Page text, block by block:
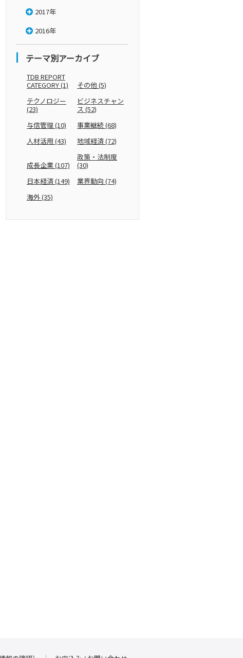
2017年
2016年
テーマ別アーカイブ
TDB REPORT
CATEGORY(1) その他(5)
テクノロジー
(23)
ビジネスチャン
ス (52)
与信管理(10) 事業継続(68)
人材活用 (43) 地域経済(72)
成長企業(107)
政策・法制度
(30)
日本経済(149) 業界動向 (74)
海外(35)